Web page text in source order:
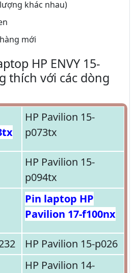
khác nhau)
mới
HP ENVY 15-
thích với các dòng
HP Pavilion 15-
p073tx
HP Pavilion 15-
p094tx
Pin laptop HP
Pavilion 17-f100nx
HP Pavilion 15-p026
HP Pavilion 14-